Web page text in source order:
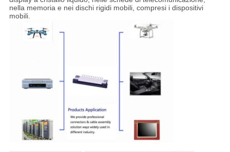
nella memoria e nei dischi rigidi mobili, compresi i dispositivi
mobili.